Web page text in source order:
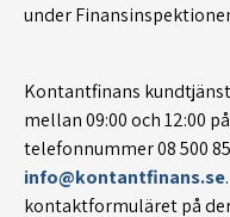
under
Kontantfinans
mellan 09:00 och 12:00
telefonnummer 08 500
info@kontantfinans.se
kontaktformuläret på